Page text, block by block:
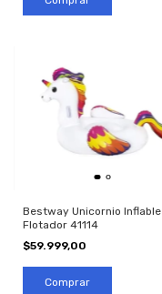
Bestway Unicornio Inflable
Flotador 41114
$59.999,00